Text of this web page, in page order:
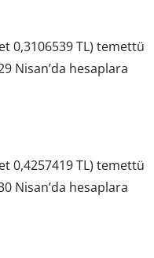
0,3106539 TL) temettü
Nisan’da hesaplara
0,4257419 TL) temettü
Nisan’da hesaplara